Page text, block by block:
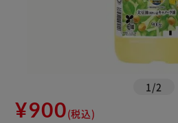
1 /2
¥900(税込)